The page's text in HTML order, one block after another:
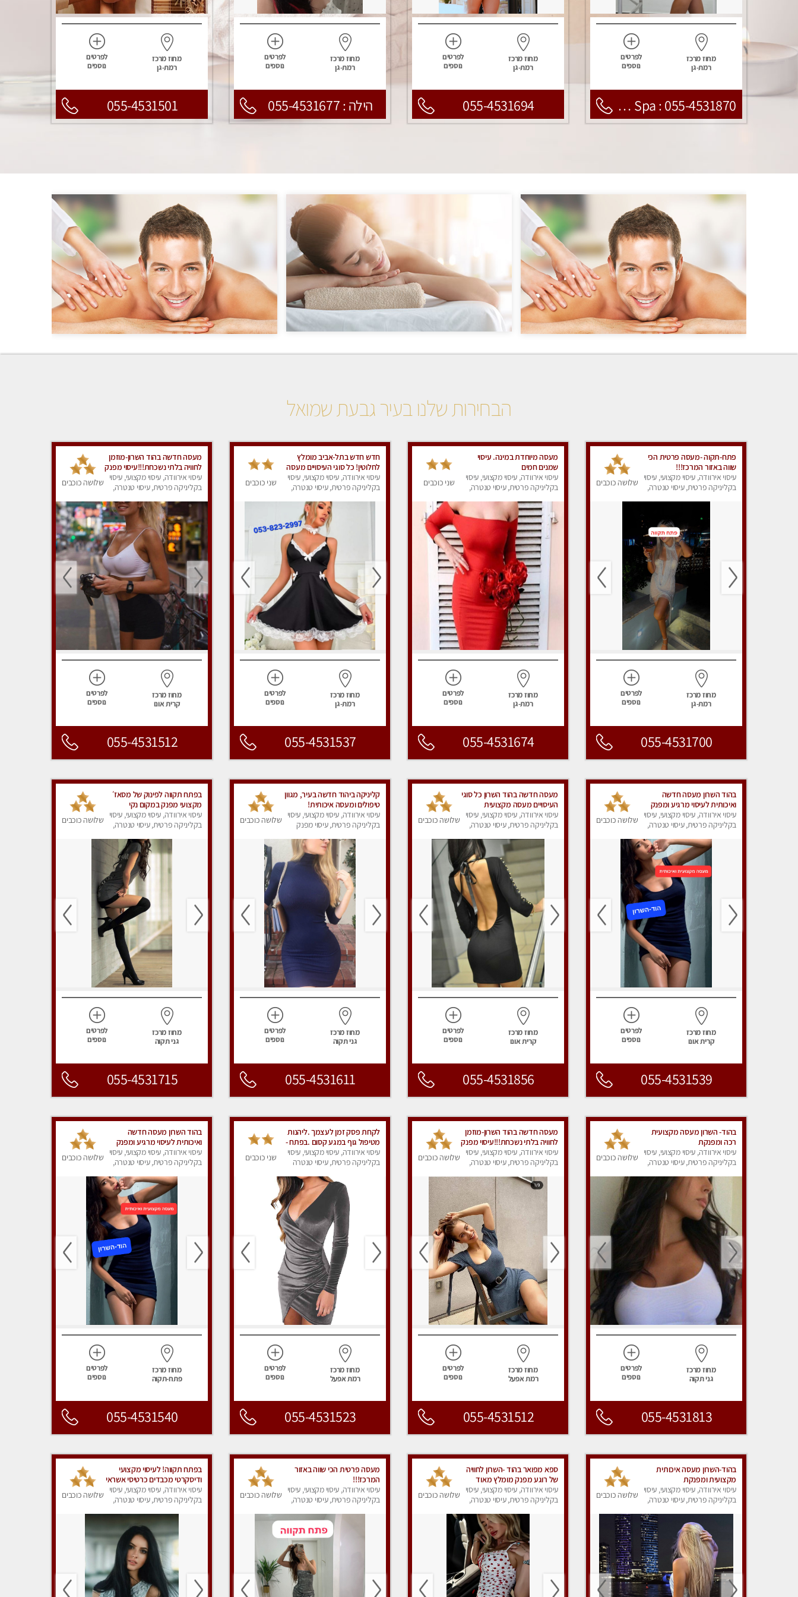
מחוז מרכז
רמת-גן
לפרטים
נוספים
Nirvana Spa : 055-4531870
מחוז מרכז
רמת-גן
לפרטים
נוספים
055-4531694
מחוז מרכז
רמת-גן
לפרטים
נוספים
הילה : 055-4531677
מחוז מרכז
רמת-גן
לפרטים
נוספים
055-4531501
הבחירות שלנו בעיר גבעת שמואל
פתח-תקוה -מעסה פרטית הכי
שווה באזור המרכז!!!
עיסוי אירוודה, עיסוי מקצועי, עיסוי
בקליניקה פרטית, עיסוי טנטרה,
שלושה כוכבים
מחוז מרכז
רמת-גן
לפרטים
נוספים
055-4531700
מעסה מיוחדת במינה. עיסוי
שמנים חמים
עיסוי אירוודה, עיסוי מקצועי, עיסוי
בקליניקה פרטית, עיסוי טנטרה,
שני כוכבים
מחוז מרכז
רמת-גן
לפרטים
נוספים
055-4531674
חדש חדש בתל-אביב מומלץ
לחלוטין! כל סוגי העיסויים מעסה
מקצועית ואיכותית פרטי!!!
עיסוי אירוודה, עיסוי מקצועי, עיסוי
בקליניקה פרטית, עיסוי טנטרה,
שני כוכבים
מחוז מרכז
רמת-גן
לפרטים
נוספים
055-4531537
מעסה חדשה בהוד השרון-מוזמן
לחוויה בלתי נשכחת!!!עיסוי מפנק
ביותר במקום פרטי לחלוטין!
עיסוי אירוודה, עיסוי מקצועי, עיסוי
בקליניקה פרטית, עיסוי טנטרה,
שלושה כוכבים
מחוז מרכז
קרית אונו
לפרטים
נוספים
055-4531512
בהוד השרון מעסה חדשה
ואיכותית לעיסוי מרגיע ומפנק
VIP-מומלץ לחלוטין! פרטי! ​​​​​​
Highly recommended
עיסוי אירוודה, עיסוי מקצועי, עיסוי
בקליניקה פרטית, עיסוי טנטרה,
שלושה כוכבים
מחוז מרכז
קרית אונו
לפרטים
נוספים
055-4531539
מעסה חדשה בהוד השרון כל סוגי
העיסויים מעסה מקצועית
ואיכותית פרטי
עיסוי אירוודה, עיסוי מקצועי, עיסוי
בקליניקה פרטית, עיסוי טנטרה,
שלושה כוכבים
מחוז מרכז
קרית אונו
לפרטים
נוספים
055-4531856
קליניקה ביהוד חדשה בעיר, מגוון
טיפולים ומעסה איכותית!
עיסוי אירוודה, עיסוי מקצועי, עיסוי
בקליניקה פרטית, עיסוי מפנק
שלושה כוכבים
מחוז מרכז
גני תקוה
לפרטים
נוספים
055-4531611
בפתח תקווה לפינוק של מסאז׳
מקצועי מפנק במקום נקי
ומסודר- ‏מכבדים כרטיסי אשראי
עיסוי אירוודה, עיסוי מקצועי, עיסוי
בקליניקה פרטית, עיסוי טנטרה,
שלושה כוכבים
מחוז מרכז
גני תקוה
לפרטים
נוספים
055-4531715
בהוד- השרון מעסה מקצועית
רכה ומפנקת
עיסוי אירוודה, עיסוי מקצועי, עיסוי
בקליניקה פרטית, עיסוי טנטרה,
שלושה כוכבים
מחוז מרכז
גני תקוה
לפרטים
נוספים
055-4531813
מעסה חדשה בהוד השרון-מוזמן
לחוויה בלתי נשכחת!!!עיסוי מפנק
ביותר במקום פרטי לחלוטין!
עיסוי אירוודה, עיסוי מקצועי, עיסוי
בקליניקה פרטית, עיסוי טנטרה,
שלושה כוכבים
מחוז מרכז
רמת אפעל
לפרטים
נוספים
055-4531512
לקחת פסק זמן לעצמך .ליהנות
מטיפול גוף במגע קסום .בפתח -
תקוה
עיסוי אירוודה, עיסוי מקצועי, עיסוי
בקליניקה פרטית, עיסוי טנטרה
שני כוכבים
מחוז מרכז
רמת אפעל
לפרטים
נוספים
055-4531523
בהוד השרון מעסה חדשה
ואיכותית לעיסוי מרגיע ומפנק
VIP-מומלץ לחלוטין! פרטי! ​​​​​​
Highly recommended
עיסוי אירוודה, עיסוי מקצועי, עיסוי
בקליניקה פרטית, עיסוי טנטרה,
שלושה כוכבים
מחוז מרכז
פתח-תקוה
לפרטים
נוספים
055-4531540
בהוד-השרון מעסה איכותית
מקצועית ומפנקת
עיסוי אירוודה, עיסוי מקצועי, עיסוי
בקליניקה פרטית, עיסוי טנטרה,
שלושה כוכבים
ספא מפואר בהוד -השרון לחוויה
של רוגע מפנק מומלץ מאוד
מאוד ללא מין !!
עיסוי אירוודה, עיסוי מקצועי, עיסוי
בקליניקה פרטית, עיסוי טנטרה,
שלושה כוכבים
מעסה פרטית הכי שווה באזור
המרכז!!!
עיסוי אירוודה, עיסוי מקצועי, עיסוי
בקליניקה פרטית, עיסוי טנטרה,
שלושה כוכבים
‏בפתח תקווה! ‏‏לעיסוי מקצועי
ודיסקרטי ‏מכבדים כרטיסי אשראי
!! ללא מין 03-728-36-36
עיסוי אירוודה, עיסוי מקצועי, עיסוי
בקליניקה פרטית, עיסוי טנטרה,
שלושה כוכבים